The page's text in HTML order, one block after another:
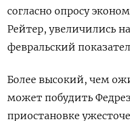
согласно опросу
Рейтер, увеличились
февральский
Более высокий, чем
может побудить
приостановке